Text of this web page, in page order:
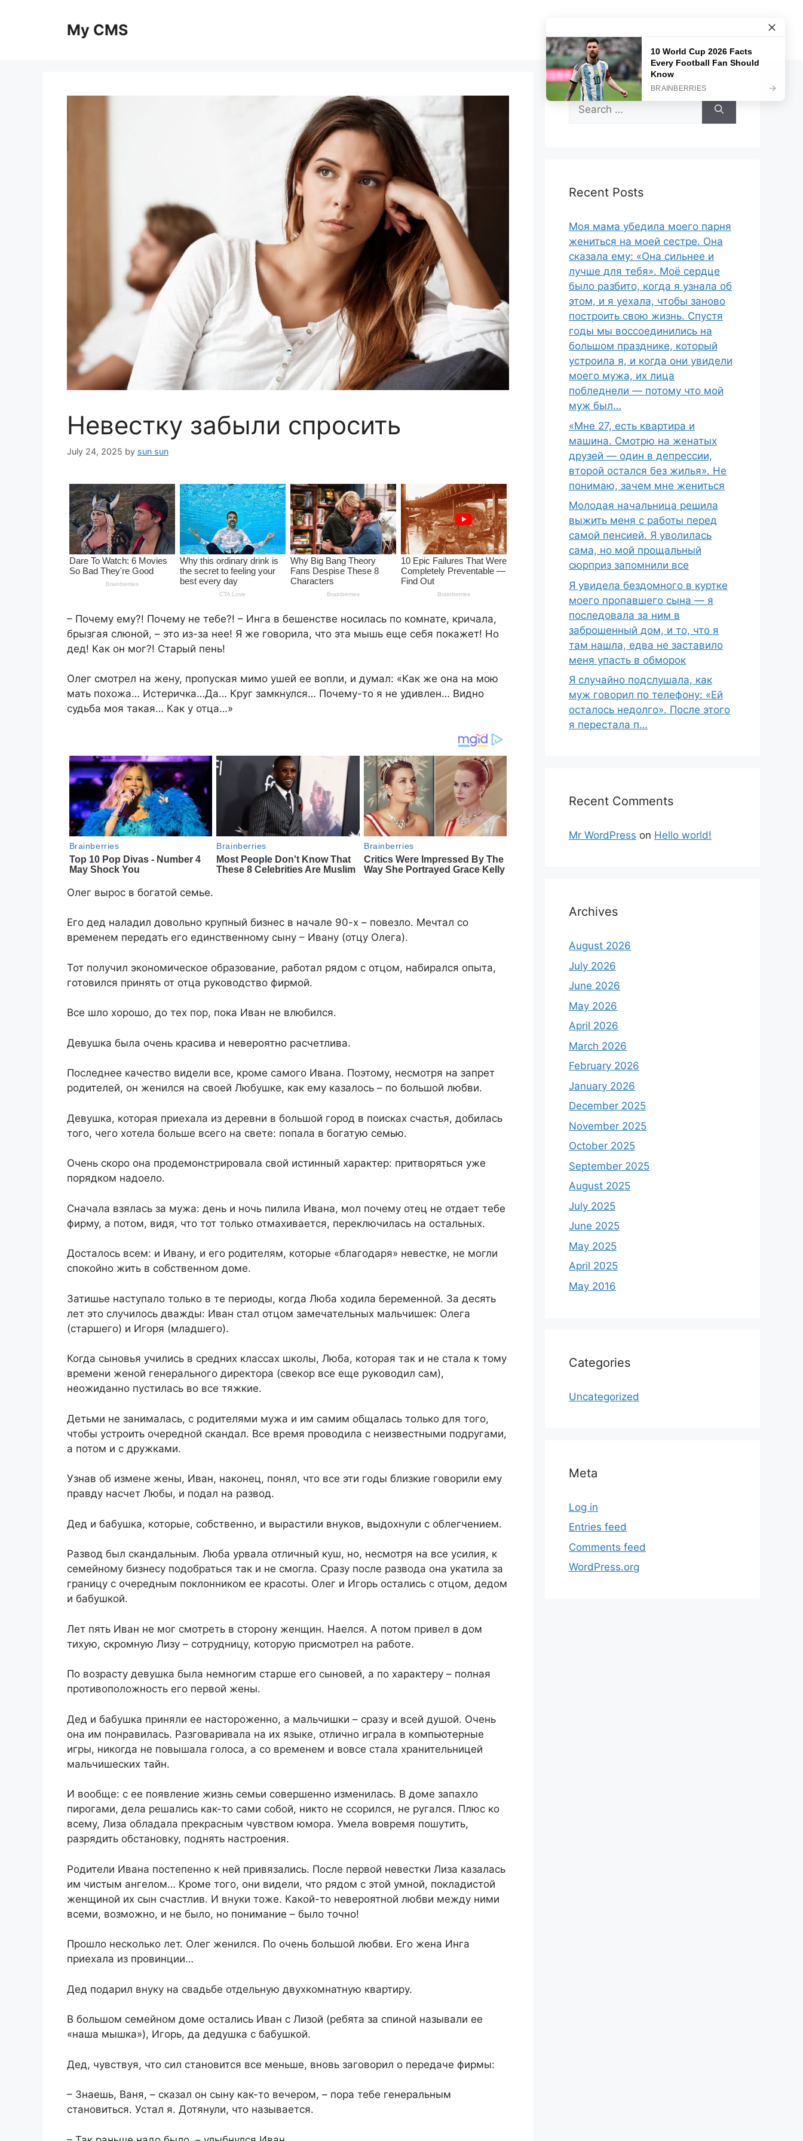
My CMS
Невестку забыли спросить
July 24, 2025 by sun sun
– Почему ему?! Почему не тебе?! – Инга в бешенстве носилась по комнате, кричала,
брызгая слюной, – это из-за нее! Я же говорила, что эта мышь еще себя покажет! Но
дед! Как он мог?! Старый пень!
Олег смотрел на жену, пропуская мимо ушей ее вопли, и думал: «Как же она на мою
мать похожа… Истеричка…Да… Круг замкнулся… Почему-то я не удивлен… Видно
судьба моя такая… Как у отца…»
Олег вырос в богатой семье.
Его дед наладил довольно крупный бизнес в начале 90-х – повезло. Мечтал со
временем передать его единственному сыну – Ивану (отцу Олега).
Тот получил экономическое образование, работал рядом с отцом, набирался опыта,
готовился принять от отца руководство фирмой.
Все шло хорошо, до тех пор, пока Иван не влюбился.
Девушка была очень красива и невероятно расчетлива.
Последнее качество видели все, кроме самого Ивана. Поэтому, несмотря на запрет
родителей, он женился на своей Любушке, как ему казалось – по большой любви.
Девушка, которая приехала из деревни в большой город в поисках счастья, добилась
того, чего хотела больше всего на свете: попала в богатую семью.
Очень скоро она продемонстрировала свой истинный характер: притворяться уже
порядком надоело.
Сначала взялась за мужа: день и ночь пилила Ивана, мол почему отец не отдает тебе
фирму, а потом, видя, что тот только отмахивается, переключилась на остальных.
Досталось всем: и Ивану, и его родителям, которые «благодаря» невестке, не могли
спокойно жить в собственном доме.
Затишье наступало только в те периоды, когда Люба ходила беременной. За десять
лет это случилось дважды: Иван стал отцом замечательных мальчишек: Олега
(старшего) и Игоря (младшего).
Когда сыновья учились в средних классах школы, Люба, которая так и не стала к тому
времени женой генерального директора (свекор все еще руководил сам),
неожиданно пустилась во все тяжкие.
Детьми не занималась, с родителями мужа и им самим общалась только для того,
чтобы устроить очередной скандал. Все время проводила с неизвестными подругами,
а потом и с дружками.
Узнав об измене жены, Иван, наконец, понял, что все эти годы близкие говорили ему
правду насчет Любы, и подал на развод.
Дед и бабушка, которые, собственно, и вырастили внуков, выдохнули с облегчением.
Развод был скандальным. Люба урвала отличный куш, но, несмотря на все усилия, к
семейному бизнесу подобраться так и не смогла. Сразу после развода она укатила за
границу с очередным поклонником ее красоты. Олег и Игорь остались с отцом, дедом
и бабушкой.
Лет пять Иван не мог смотреть в сторону женщин. Наелся. А потом привел в дом
тихую, скромную Лизу – сотрудницу, которую присмотрел на работе.
По возрасту девушка была немногим старше его сыновей, а по характеру – полная
противоположность его первой жены.
Дед и бабушка приняли ее настороженно, а мальчишки – сразу и всей душой. Очень
она им понравилась. Разговаривала на их языке, отлично играла в компьютерные
игры, никогда не повышала голоса, а со временем и вовсе стала хранительницей
мальчишеских тайн.
И вообще: с ее появление жизнь семьи совершенно изменилась. В доме запахло
пирогами, дела решались как-то сами собой, никто не ссорился, не ругался. Плюс ко
всему, Лиза обладала прекрасным чувством юмора. Умела вовремя пошутить,
разрядить обстановку, поднять настроения.
Родители Ивана постепенно к ней привязались. После первой невестки Лиза казалась
им чистым ангелом… Кроме того, они видели, что рядом с этой умной, покладистой
женщиной их сын счастлив. И внуки тоже. Какой-то невероятной любви между ними
всеми, возможно, и не было, но понимание – было точно!
Прошло несколько лет. Олег женился. По очень большой любви. Его жена Инга
приехала из провинции…
Дед подарил внуку на свадьбе отдельную двухкомнатную квартиру.
В большом семейном доме остались Иван с Лизой (ребята за спиной называли ее
«наша мышка»), Игорь, да дедушка с бабушкой.
Дед, чувствуя, что сил становится все меньше, вновь заговорил о передаче фирмы:
– Знаешь, Ваня, – сказал он сыну как-то вечером, – пора тебе генеральным
становиться. Устал я. Дотянули, что называется.
Search
for:
Recent Posts
Моя мама убедила моего парня
жениться на моей сестре. Она
сказала ему: «Она сильнее и
лучше для тебя». Моё сердце
было разбито, когда я узнала об
этом, и я уехала, чтобы заново
построить свою жизнь. Спустя
годы мы воссоединились на
большом празднике, который
устроила я, и когда они увидели
моего мужа, их лица
побледнели — потому что мой
муж был…
«Мне 27, есть квартира и
машина. Смотрю на женатых
друзей — один в депрессии,
второй остался без жилья». Не
понимаю, зачем мне жениться
Молодая начальница решила
выжить меня с работы перед
самой пенсией. Я уволилась
сама, но мой прощальный
сюрприз запомнили все
Я увидела бездомного в куртке
моего пропавшего сына — я
последовала за ним в
заброшенный дом, и то, что я
там нашла, едва не заставило
меня упасть в обморок
Я случайно подслушала, как
муж говорил по телефону: «Ей
осталось недолго». После этого
я перестала п…
Recent Comments
Mr WordPress on Hello world!
Archives
August 2026
July 2026
June 2026
May 2026
April 2026
March 2026
February 2026
January 2026
December 2025
November 2025
October 2025
September 2025
August 2025
July 2025
June 2025
May 2025
April 2025
May 2016
Categories
Uncategorized
Meta
Log in
Entries feed
Comments feed
WordPress.org